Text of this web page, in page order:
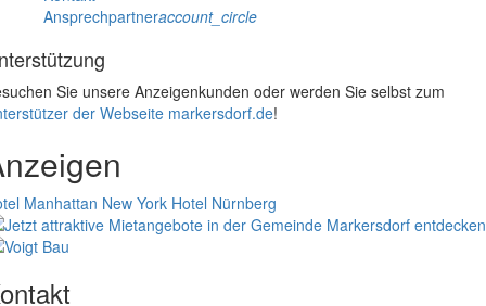
Ansprechpartneraccount_circle
Sie unsere Anzeigenkunden oder werden Sie selbst zum
der Webseite markersdorf.de!
Manhattan New York Hotel Nürnberg